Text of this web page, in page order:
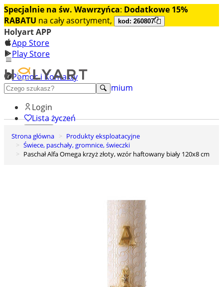
Specjalnie na św. Wawrzyńca: Dodatkowe 15%
RABATU na cały asortyment, kod: 260807
Holyart APP
App Store
Play Store
Pomoc i Kontakty
+48 222 922 860
Odkryj premium
Login
Lista życzeń
0
Koszyk
Strona główna
Produkty eksploatacyjne
Świece, paschały, gromnice, świeczki
Paschał Alfa Omega krzyż złoty, wzór haftowany biały 120x8 cm